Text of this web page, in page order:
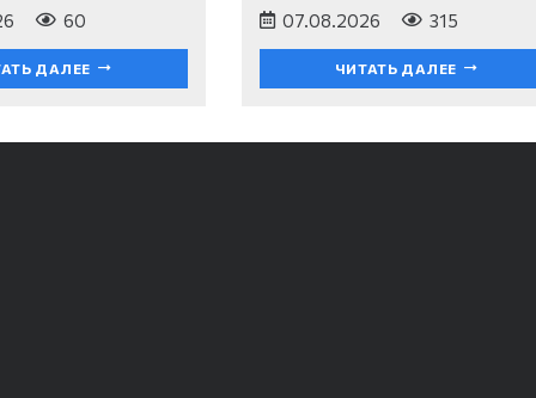
60
ДАЛЕЕ
07.08.2026 315
ЧИТАТЬ ДАЛЕЕ